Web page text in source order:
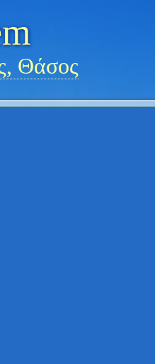
Θάσος